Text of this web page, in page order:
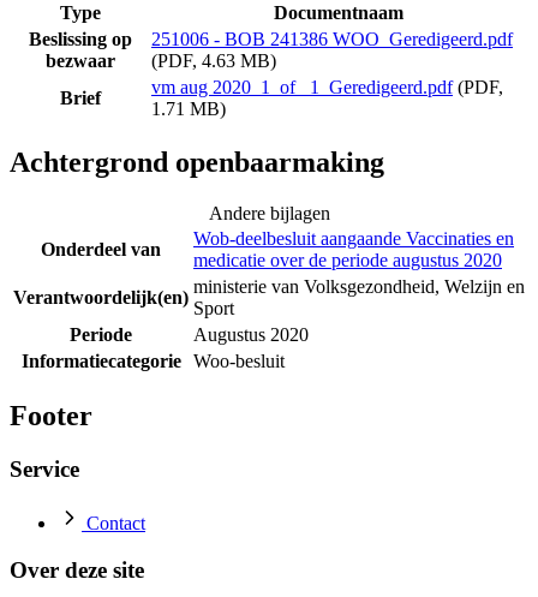
Type
Documentnaam
Beslissing op
bezwaar
251006 - BOB 241386 WOO_Geredigeerd.pdf
(PDF, 4.63 MB)
Brief
vm aug 2020_1_of_ 1_Geredigeerd.pdf(PDF,
1.71 MB)
Achtergrond openbaarmaking
Andere bijlagen
Onderdeel van
Wob-deelbesluit aangaande Vaccinaties en
medicatie over de periode augustus 2020
Verantwoordelijk(en)
ministerie van Volksgezondheid, Welzijn en
Sport
Periode
Augustus 2020
Informatiecategorie
Woo-besluit
Footer
Service
Contact
Over deze site